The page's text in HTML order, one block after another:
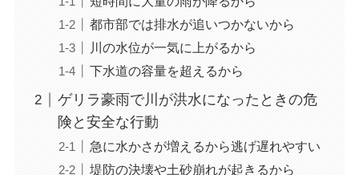
都市部では排水が追いつかないから
川の水位が一気に上がるから
下水道の容量を超えるから
ゲリラ豪雨で川が洪水になったときの危
険と安全な行動
急に水かさが増えるから逃げ遅れやすい
堤防の決壊や土砂崩れが起きるから